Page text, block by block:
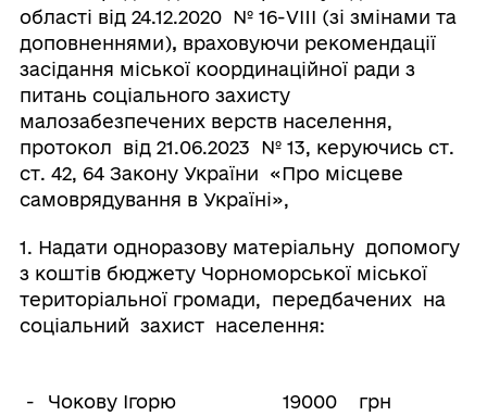
області від 24.12.2020 № 16-VIII (зі змінами та
доповненнями), враховуючи рекомендації
засідання міської координаційної ради з
питань соціального захисту
малозабезпечених верств населення,
протокол від 21.06.2023 № 13, керуючись ст.
ст. 42, 64 Закону України «Про місцеве
самоврядування в Україні»,
1. Надати одноразову матеріальну допомогу
з коштів бюджету Чорноморської міської
територіальної громади, передбачених на
соціальний захист населення:
-
Чокову Ігорю
19000 грн